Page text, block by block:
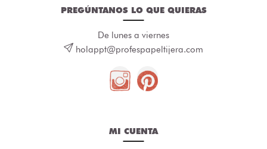
PREGÚNTANOS LO QUE QUIERAS
De lunes a viernes
holappt@profespapeltijera.com
MI CUENTA